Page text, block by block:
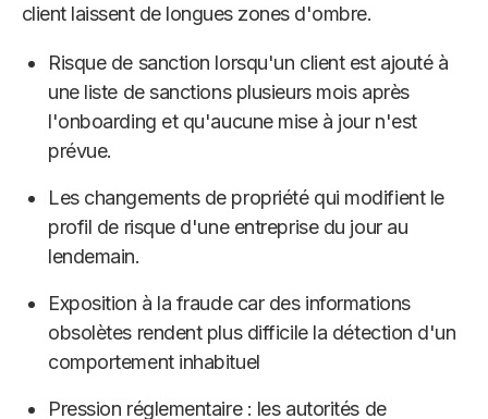
client laissent de longues zones d'ombre.
Risque de sanction lorsqu'un client est ajouté à
une liste de sanctions plusieurs mois après
l'onboarding et qu'aucune mise à jour n'est
prévue.
Les changements de propriété qui modifient le
profil de risque d'une entreprise du jour au
lendemain.
Exposition à la fraude car des informations
obsolètes rendent plus difficile la détection d'un
comportement inhabituel
Pression réglementaire : les autorités de